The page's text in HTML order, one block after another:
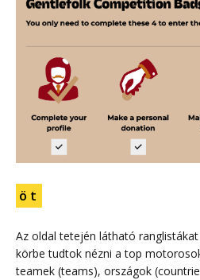
ö t
Az oldal tetején látható
körbe tudtok nézni a top
teamek (teams), országok